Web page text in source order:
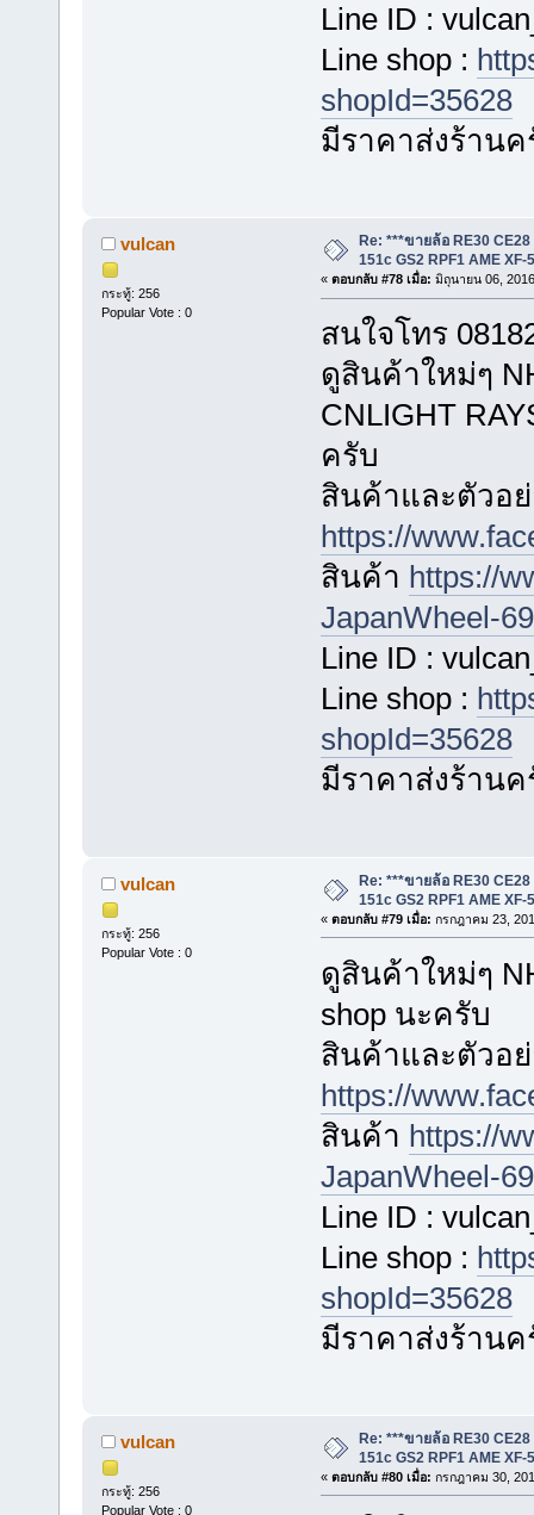
Line ID :
Line shop :
shopId=35628
มีราคาส่งร้านค
vulcan
กระทู้: 256
Popular Vote : 0
Re: ***ขายล้อ RE30 CE28
151c GS2 RPF1 AME XF-
« ตอบกลับ #78 เมื่อ: มิถุนายน 06,
สนใจโทร
ดูสินค้าใหม่ๆ
CNLIGHT
ครับ
สินค้าและตัวอ
https://
สินค้า https://
JapanWheel-
Line ID :
Line shop :
shopId=35628
มีราคาส่งร้านค
vulcan
กระทู้: 256
Popular Vote : 0
Re: ***ขายล้อ RE30 CE28
151c GS2 RPF1 AME XF-
« ตอบกลับ #79 เมื่อ: กรกฎาคม 23,
ดูสินค้าใหม่ๆ
shop นะครับ
สินค้าและตัวอ
https://
สินค้า https://
JapanWheel-
Line ID :
Line shop :
shopId=35628
มีราคาส่งร้านค
vulcan
กระทู้: 256
Popular Vote : 0
Re: ***ขายล้อ RE30 CE28
151c GS2 RPF1 AME XF-
« ตอบกลับ #80 เมื่อ: กรกฎาคม 30,